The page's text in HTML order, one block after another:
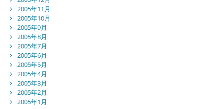
2005年11月
2005年10月
2005年9月
2005年8月
2005年7月
2005年6月
2005年5月
2005年4月
2005年3月
2005年2月
2005年1月